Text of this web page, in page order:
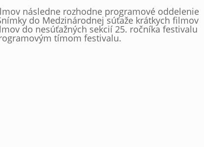
následne rozhodne programové oddelenie
do Medzinárodnej súťaže krátkych filmov
do nesúťažných sekcií 25. ročníka festivalu
tímom festivalu.